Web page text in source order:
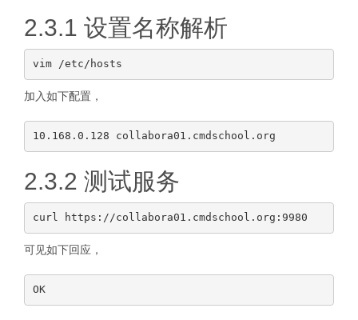
2.3.1 设置名称解析
加入如下配置，
2.3.2 测试服务
可见如下回应，
OK